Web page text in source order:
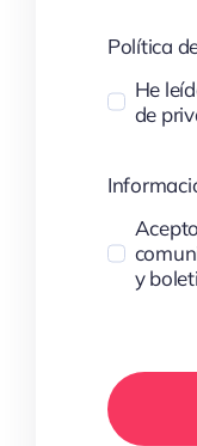
Política
He
de
y